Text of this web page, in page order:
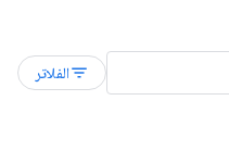
filter_listالفلاتر